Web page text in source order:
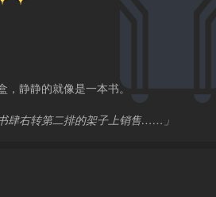
，静静的就像是一本书。
肆右转第二排的架子上销售……」